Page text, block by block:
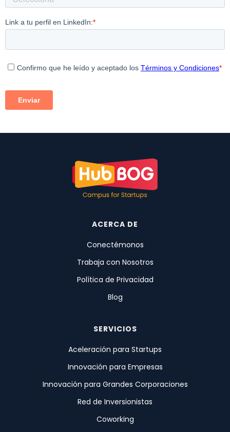
ACERCA DE
Conectémonos
Trabaja con Nosotros
Política de Privacidad
Blog
SERVICIOS
Aceleración para Startups
Innovación para Empresas
Innovación para Grandes Corporaciones
Red de Inversionistas
Coworking